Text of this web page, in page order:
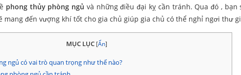
phong thủy phòng ngủ và những điều đại kỵ cần tránh. Qua đó ,
mang đến vượng khí tốt cho gia chủ giúp gia chủ có thể nghỉ ngơi thư
MỤC LỤC [Ẩn]
ngủ có vai trò quan trọng như thế nào?